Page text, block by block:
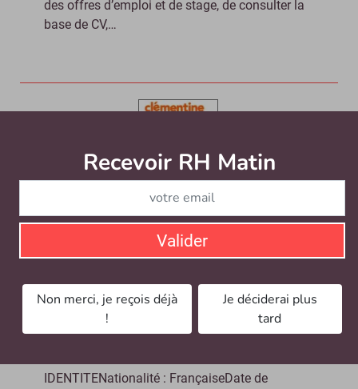
des offres d’emploi et de stage, de consulter la
base de CV,…
Depuis 2000, Clémentine s’est spécialisée dans
la recherche et l’évaluation de profils évoluant
IDENTITENationalité : FrançaiseDate de
Recevoir RH Matin
Valider
Non merci, je reçois déjà
!
Je déciderai plus
tard